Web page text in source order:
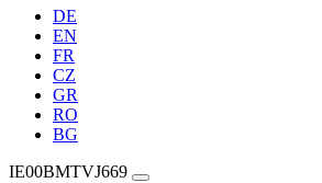
DE
EN
FR
CZ
GR
RO
BG
IE00BMTVJ669